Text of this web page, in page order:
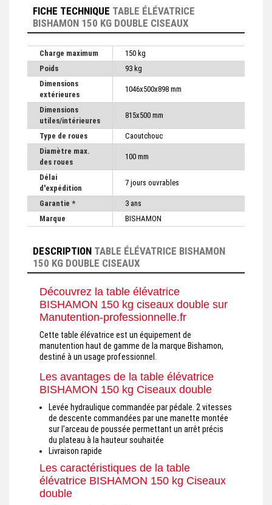
FICHE TECHNIQUE TABLE ÉLÉVATRICE
BISHAMON 150 KG DOUBLE CISEAUX
Charge maximum
150 kg
Poids
93 kg
Dimensions
extérieures
1046x500x898 mm
Dimensions
utiles/intérieures
815x500 mm
Type de roues
Caoutchouc
Diamètre max.
des roues
100 mm
Délai
d'expédition
7 jours ouvrables
Garantie *
3 ans
Marque
BISHAMON
DESCRIPTION TABLE ÉLÉVATRICE BISHAMON
150 KG DOUBLE CISEAUX
Découvrez la table élévatrice
BISHAMON 150 kg ciseaux double sur
Manutention-professionnelle.fr
Cette table élévatrice est un équipement de
manutention haut de gamme de la marque Bishamon,
destiné à un usage professionnel.
Les avantages de la table élévatrice
BISHAMON 150 kg Ciseaux double
Levée hydraulique commandée par pédale. 2 vitesses
de descente commandées par une manette montée
sur l’arceau de poussée permettant un arrêt précis
du plateau à la hauteur souhaitée
Livraison rapide
Les caractéristiques de la table
élévatrice BISHAMON 150 kg Ciseaux
double